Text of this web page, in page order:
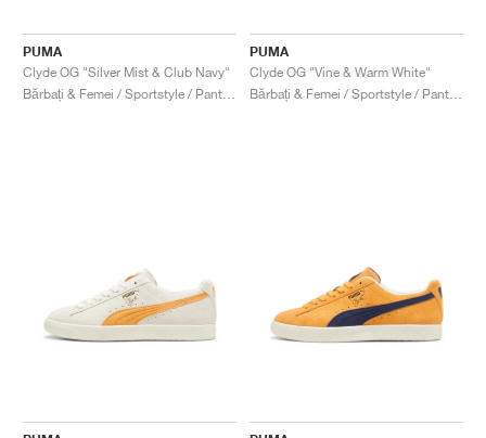
PUMA
Clyde OG "Silver Mist & Club Navy"
PUMA
Clyde OG "Vine & Warm White"